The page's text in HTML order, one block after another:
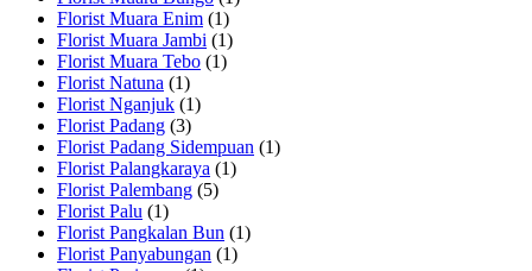
Florist Muara Enim (1)
Florist Muara Jambi (1)
Florist Muara Tebo (1)
Florist Natuna (1)
Florist Nganjuk (1)
Florist Padang (3)
Florist Padang Sidempuan (1)
Florist Palangkaraya (1)
Florist Palembang (5)
Florist Palu (1)
Florist Pangkalan Bun (1)
Florist Panyabungan (1)